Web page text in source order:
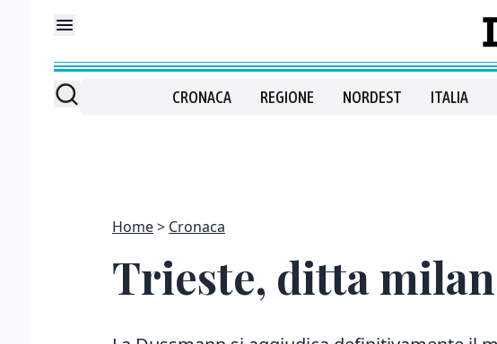
CRONACA REGIONE NORDEST ITALIA
Home Cronaca
Trieste, ditta